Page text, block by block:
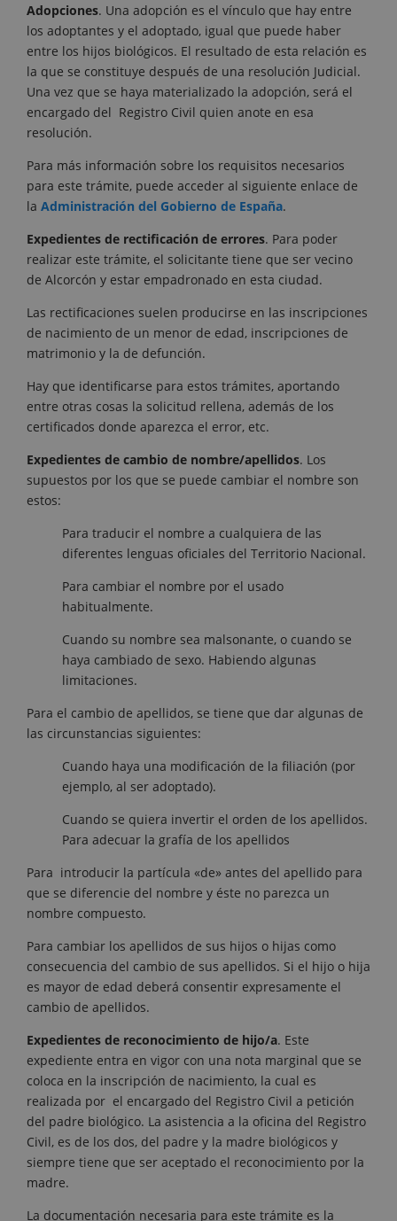
Adopciones. Una adopción es el vínculo que hay entre
los adoptantes y el adoptado, igual que puede haber
entre los hijos biológicos. El resultado de esta relación es
la que se constituye después de una resolución Judicial.
Una vez que se haya materializado la adopción, será el
encargado del Registro Civil quien anote en esa
resolución.
Para más información sobre los requisitos necesarios
para este trámite, puede acceder al siguiente enlace de
la Administración del Gobierno de España.
Expedientes de rectificación de errores. Para poder
realizar este trámite, el solicitante tiene que ser vecino
de Alcorcón y estar empadronado en esta ciudad.
Las rectificaciones suelen producirse en las inscripciones
de nacimiento de un menor de edad, inscripciones de
matrimonio y la de defunción.
Hay que identificarse para estos trámites, aportando
entre otras cosas la solicitud rellena, además de los
certificados donde aparezca el error, etc.
Expedientes de cambio de nombre/apellidos. Los
supuestos por los que se puede cambiar el nombre son
estos:
Para traducir el nombre a cualquiera de las
diferentes lenguas oficiales del Territorio Nacional.
Para cambiar el nombre por el usado
habitualmente.
Cuando su nombre sea malsonante, o cuando se
haya cambiado de sexo. Habiendo algunas
limitaciones.
Para el cambio de apellidos, se tiene que dar algunas de
las circunstancias siguientes:
Cuando haya una modificación de la filiación (por
ejemplo, al ser adoptado).
Cuando se quiera invertir el orden de los apellidos.
Para adecuar la grafía de los apellidos
Para introducir la partícula «de» antes del apellido para
que se diferencie del nombre y éste no parezca un
nombre compuesto.
Para cambiar los apellidos de sus hijos o hijas como
consecuencia del cambio de sus apellidos. Si el hijo o hija
es mayor de edad deberá consentir expresamente el
cambio de apellidos.
Expedientes de reconocimiento de hijo/a. Este
expediente entra en vigor con una nota marginal que se
coloca en la inscripción de nacimiento, la cual es
realizada por el encargado del Registro Civil a petición
del padre biológico. La asistencia a la oficina del Registro
Civil, es de los dos, del padre y la madre biológicos y
siempre tiene que ser aceptado el reconocimiento por la
madre.
La documentación necesaria para este trámite es la